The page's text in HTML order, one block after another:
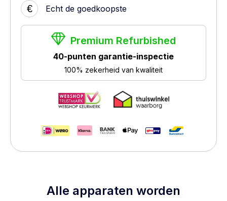
€ Echt de goedkoopste
Premium Refurbished
40-punten garantie-inspectie
100% zekerheid van kwaliteit
Alle apparaten worden